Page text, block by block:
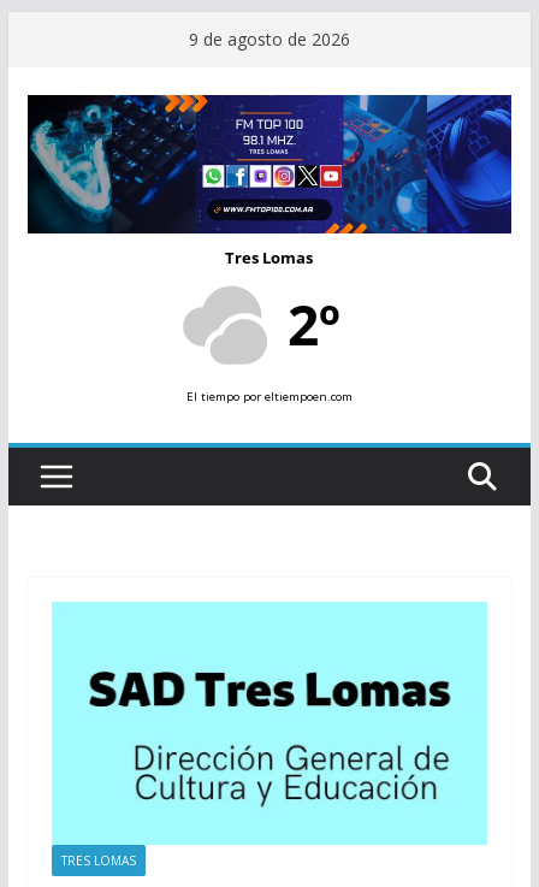
contenido
9 de agosto de 2026
Tres Lomas
2º
El tiempopor eltiempoen.com
TRES LOMAS